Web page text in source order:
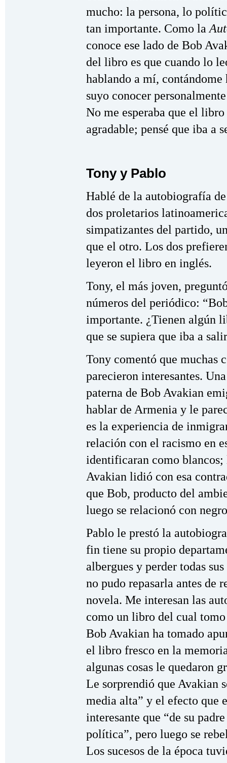
mucho: la persona, lo
tan importante. Como la
conoce ese lado de Bob
del libro es que cuando lo
hablando a mí,
suyo conocer
No me esperaba que el
agradable; pensé que iba a
Tony y Pablo
Hablé de la autobiografía
dos proletarios
simpatizantes del partido,
que el otro. Los dos
leyeron el libro en inglés.
Tony, el más joven,
números del periódico:
importante. ¿Tienen algún
que se supiera que iba a
Tony comentó que muchas
parecieron interesantes.
paterna de Bob Avakian
hablar de Armenia y le
es la experiencia de
relación con el racismo en
identificaran como
Avakian lidió con esa
que Bob, producto del
luego se relacionó con
Pablo le prestó la
fin tiene su propio
albergues y perder todas
no pudo repasarla antes de
novela. Me interesan las
como un libro del cual
Bob Avakian ha tomado
el libro fresco en la
algunas cosas le quedaron
Le sorprendió que Avakian
media alta” y el efecto que
interesante que “de su
política”, pero luego se
Los sucesos de la época